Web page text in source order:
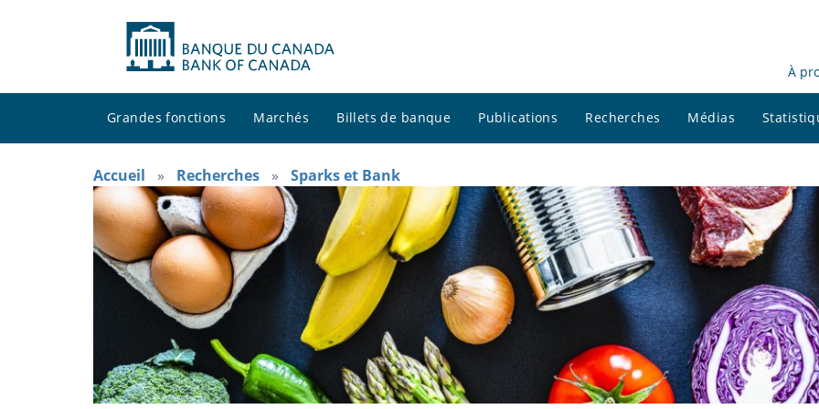
À
Grandes fonctions Marchés Billets de banque Publications Recherches Médias
Accueil Recherches Sparks et Bank